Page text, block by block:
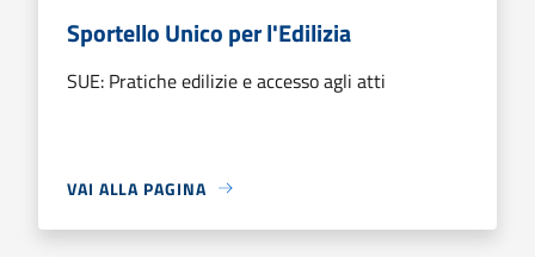
Sportello Unico per l'Edilizia
SUE: Pratiche edilizie e accesso agli atti
VAI ALLA PAGINA